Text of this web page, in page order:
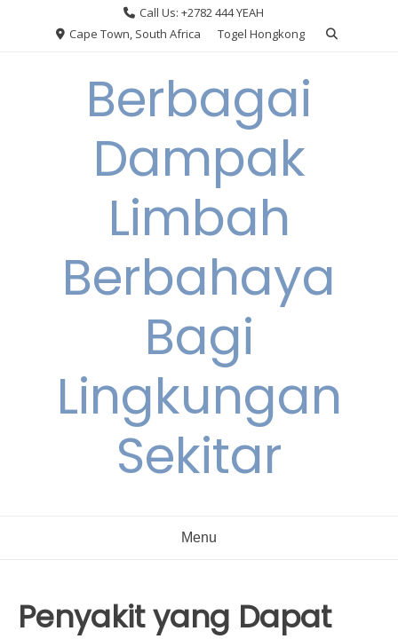
Call Us: +2782 444 YEAH
Cape Town, South Africa
Togel Hongkong
Berbagai
Dampak
Limbah
Berbahaya
Bagi
Lingkungan
Sekitar
Menu
Penyakit yang Dapat